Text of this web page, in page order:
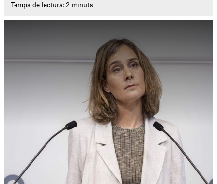
Temps de lectura: 2 minuts